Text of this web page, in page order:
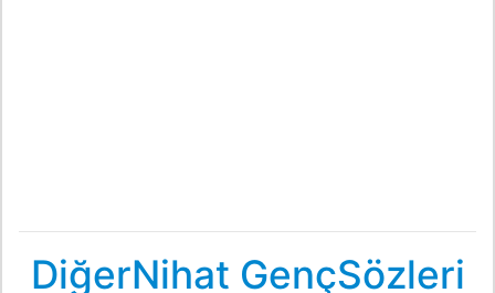
DiğerNihat GençSözleri